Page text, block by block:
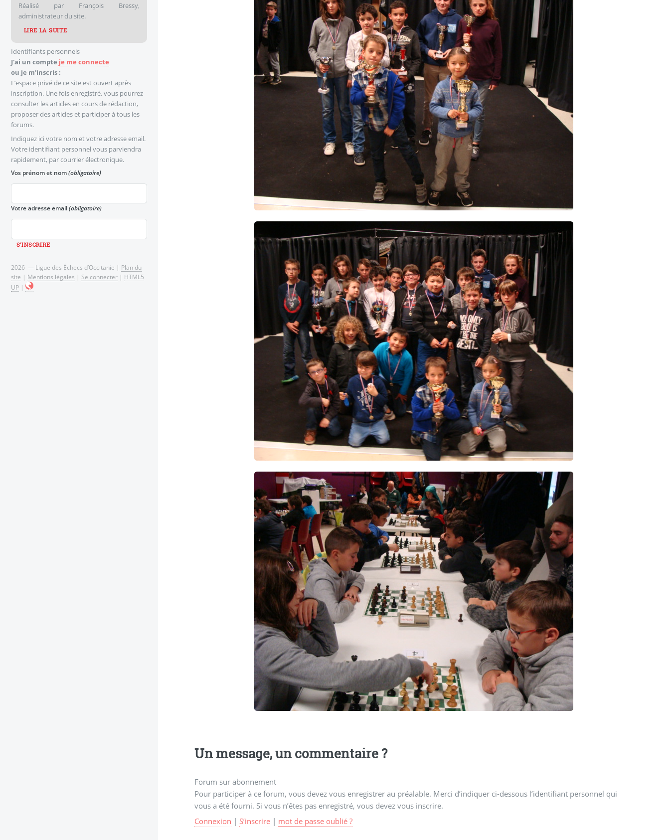
Un message, un commentaire ?
Forum sur abonnement
Pour participer à ce forum, vous devez vous enregistrer au préalable. Merci d’indiquer ci-dessous l’identifiant personnel qui
vous a été fourni. Si vous n’êtes pas enregistré, vous devez vous inscrire.
Connexion | S’inscrire | mot de passe oublié ?
Réalisé par François Bressy,
administrateur du site.
LIRE LA SUITE
J'ai un compte je me connecte
ou je m'inscris :
L’espace privé de ce site est ouvert après
inscription. Une fois enregistré, vous pourrez
consulter les articles en cours de rédaction,
proposer des articles et participer à tous les
forums.
Identifiants personnels
Indiquez ici votre nom et votre adresse email.
Votre identifiant personnel vous parviendra
rapidement, par courrier électronique.
Vos prénom et nom(obligatoire)
Votre adresse email(obligatoire)
2026 — Ligue des Échecs d’Occitanie | Plan du
site | Mentions légales | Se connecter | HTML5
UP |